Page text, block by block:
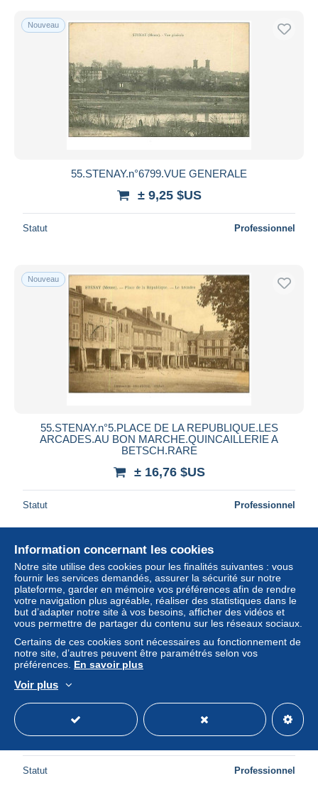
Nouveau
55.STENAY.n°6799.VUE GENERALE
± 9,25 $US
Statut Professionnel
Nouveau
55.STENAY.n°5.PLACE DE LA REPUBLIQUE.LES
ARCADES.AU BON MARCHE.QUINCAILLERIE A
BETSCH.RARE
± 16,76 $US
Statut Professionnel
Nouveau
55.STENAY.n°118.LA GARE.BOMBARDEE PAR LES
ALLEMANDS QUELQUES JOURS AVANT L'ARMISTICE
± 10,40 $US
Statut Professionnel
Information concernant les cookies
Notre site utilise des cookies pour les finalités suivantes : vous
fournir les services demandés, assurer la sécurité sur notre
plateforme, garder en mémoire vos préférences afin de rendre
votre navigation plus agréable, réaliser des statistiques dans le
but d’adapter notre site à vos besoins, afficher des vidéos et
vous permettre de partager du contenu sur les réseaux sociaux.
Certains de ces cookies sont nécessaires au fonctionnement de
notre site, d’autres peuvent être paramétrés selon vos
préférences. En savoir plus
Voir plus